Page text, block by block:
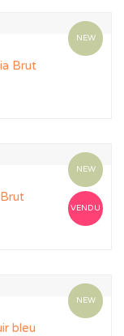
NEW
Brut
NEW
VENDU
NEW
bleu